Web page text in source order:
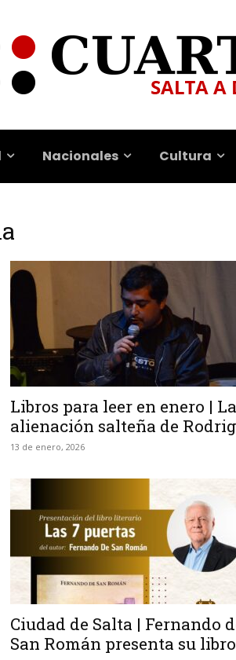
Nacionales Cultura
Libros para leer en enero | La
alienación salteña de
13 de enero, 2026
Ciudad de Salta | Fernando
San Román presenta su